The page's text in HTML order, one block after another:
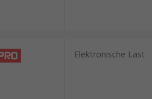
Elektronische Last